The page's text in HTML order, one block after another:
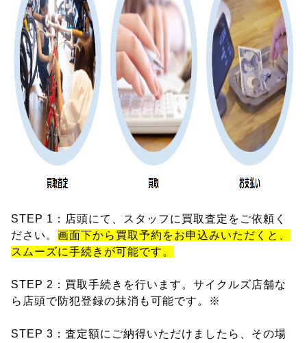
STEP 1：店頭にて、スタッフに買取査定をご依頼く
ださい。 画面下から買取予約をお申込みいただくと、
スムーズに手続きが可能です。
STEP 2：買取手続きを行います。サイクルズ店舗な
ら店頭で防犯登録の抹消も可能です。※
STEP 3：査定額にご納得いただけましたら、その場